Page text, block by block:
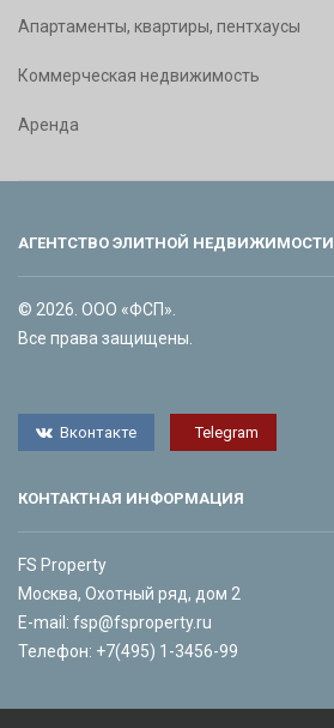
Апартаменты, квартиры, пентхаусы
Коммерческая недвижимость
Аренда
АГЕНТСТВО ЭЛИТНОЙ НЕДВИЖИМОСТИ
© 2026. ООО «ФСП».
Все права защищены.
Вконтакте Telegram
КОНТАКТНАЯ ИНФОРМАЦИЯ
FS Property
Москва, Охотный ряд, дом 2
E-mail: fsp@fsproperty.ru
Телефон: +7(495) 1-3456-99